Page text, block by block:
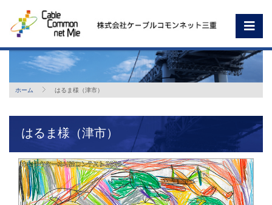
ホーム はるま様（津市）
はるま様（津市）